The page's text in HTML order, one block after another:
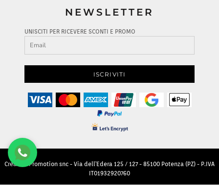
NEWSLETTER
UNISCITI PER RICEVERE SCONTI E PROMO
ISCRIVITI
Creative Promotion snc - Via dell'Edera 125 / 127 - 85100 Potenza (PZ) - P.IVA
IT01932920760